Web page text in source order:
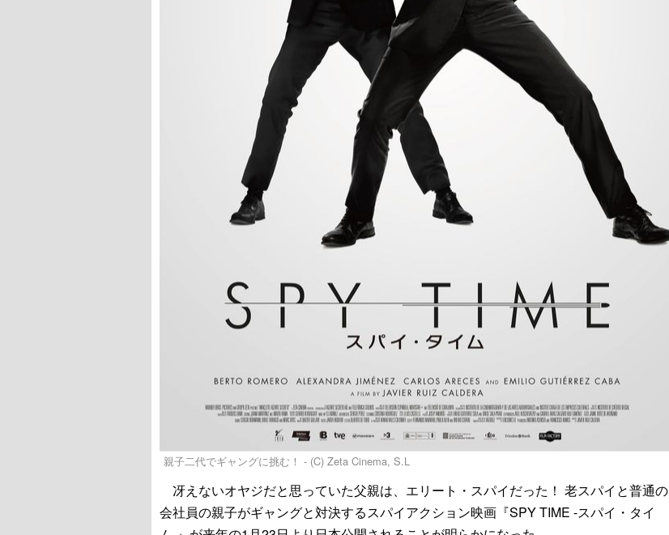
親子二代でギャングに挑む！ - (C) Zeta Cinema, S.L
冴えないオヤジだと思っていた父親は、エリート・スパイだった！ 老スパイと普通の
会社員の親子がギャングと対決するスパイアクション映画『SPY TIME -スパイ・タイ